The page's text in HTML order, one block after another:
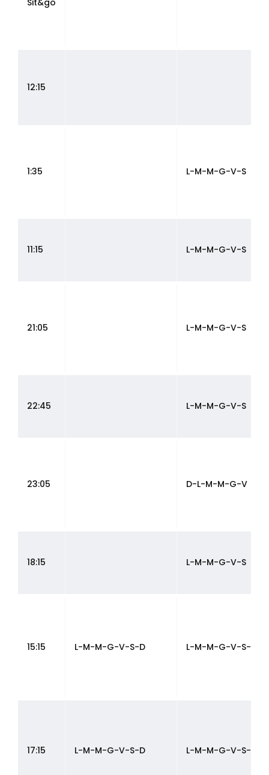
Sit&go
12:15
1:35 L-M-M-G-V-S
11:15 L-M-M-G-V-S
21:05 L-M-M-G-V-S
22:45 L-M-M-G-V-S
23:05 D-L-M-M-G-V
18:15 L-M-M-G-V-S
15:15 L-M-M-G-V-S-D L-M-M-G-V-S-D
17:15 L-M-M-G-V-S-D L-M-M-G-V-S-D